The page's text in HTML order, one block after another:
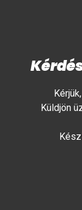
Küldjön